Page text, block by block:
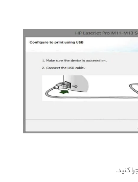
کنید.